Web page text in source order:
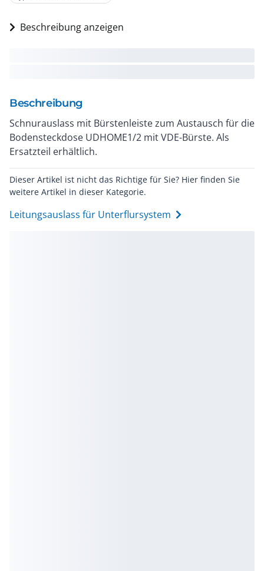
Beschreibung anzeigen
Beschreibung
Schnurauslass mit Bürstenleiste zum Austausch für die
Bodensteckdose UDHOME1/2 mit VDE-Bürste. Als
Ersatzteil erhältlich.
Dieser Artikel ist nicht das Richtige für Sie? Hier finden Sie
weitere Artikel in dieser Kategorie.
Leitungsauslass für Unterflursystem